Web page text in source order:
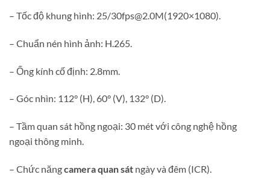
– Tốc độ khung hình: 25/30fps@2.0M(1920×1080).
– Chuẩn nén hình ảnh: H.265.
– Ống kính cố định: 2.8mm.
– Góc nhìn: 112° (H), 60° (V), 132° (D).
– Tầm quan sát hồng ngoại: 30 mét với công nghệ hồng
ngoại thông minh.
– Chức năngcamera quan sát ngày và đêm (ICR).